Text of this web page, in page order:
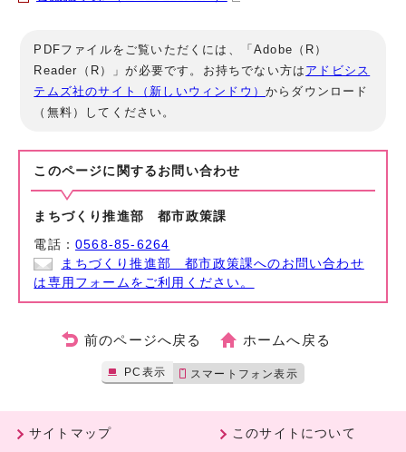
PDFファイルをご覧いただくには、「Adobe（R）
Reader（R）」が必要です。お持ちでない方は アドビシス
テムズ社のサイト（新しいウィンドウ）からダウンロード
（無料）してください。
このページに関する お問い合わせ
まちづくり推進部 都市政策課
電話：0568-85-6264
まちづくり推進部 都市政策課へのお問い合わせ
は専用フォームをご利用ください。
前のページへ戻る ホームへ戻る
PC表示 スマートフォン表示
サイトマップ
このサイトについて